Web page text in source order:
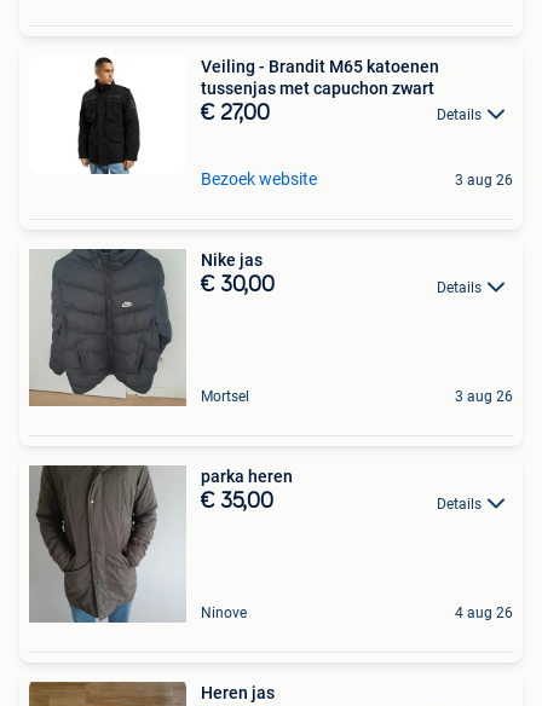
Veiling - Brandit M65 katoenen
tussenjas met capuchon zwart
€ 27,00 Details
Bezoek website 3 aug 26
Nike jas
€ 30,00 Details
Mortsel 3 aug 26
parka heren
€ 35,00 Details
Ninove 4 aug 26
Heren jas